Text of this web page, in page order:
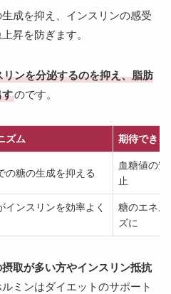
成を抑え、インスリンの感受
昇を防ぎます。
ンを分泌するのを抑え、脂肪
すのです。
ズム 期待できる
の糖の生成を抑える
血糖値の
止
インスリンを効率よく
糖のエネル
ズに
取が多い方やインスリン抵抗
ミンはダイエットのサポート